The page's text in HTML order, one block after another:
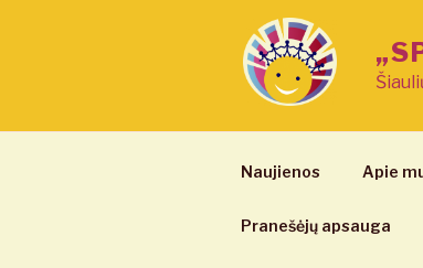
Naujienos Apie
Pranešėjų apsauga